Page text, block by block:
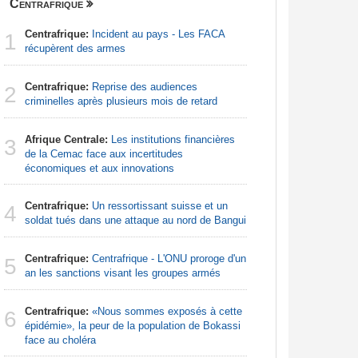
Centrafrique
1 Centrafrique: Incident au pays - Les FACA
récupèrent des armes
2 Centrafrique: Reprise des audiences
criminelles après plusieurs mois de retard
3 Afrique Centrale: Les institutions financières
de la Cemac face aux incertitudes
économiques et aux innovations
4 Centrafrique: Un ressortissant suisse et un
soldat tués dans une attaque au nord de Bangui
5 Centrafrique: Centrafrique - L'ONU proroge d'un
an les sanctions visant les groupes armés
6 Centrafrique: «Nous sommes exposés à cette
épidémie», la peur de la population de Bokassi
face au choléra